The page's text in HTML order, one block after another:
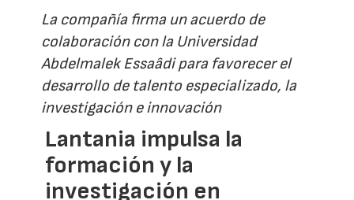
La compañía firma un acuerdo de
colaboración con la Universidad
Abdelmalek Essaâdi para favorecer el
desarrollo de talento especializado, la
investigación e innovación
Lantania impulsa la
formación y la
investigación en